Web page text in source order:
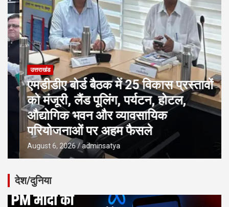
उत्तराखंड
एमडीडीए बोर्ड बैठक में 25 विकास प्रस्तावों
को मंजूरी, लैंड पूलिंग, पर्यटन, होटल,
औद्योगिक भवन और व्यावसायिक
परियोजनाओं पर अहम फैसले
August 6, 2026 adminsatya
देश/दुनिया